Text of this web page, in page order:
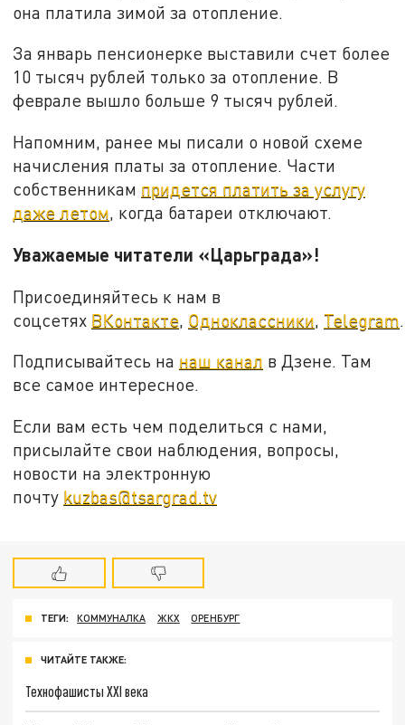
она платила зимой за отопление.
За январь пенсионерке выставили счет более
10 тысяч рублей только за отопление. В
феврале вышло больше 9 тысяч рублей.
Напомним, ранее мы писали о новой схеме
начисления платы за отопление. Части
собственникам придется платить за услугу
даже летом, когда батареи отключают.
Уважаемые читатели «Царьграда»!
Присоединяйтесь к нам в
соцсетях ВКонтакте Одноклассники Telegram
Подписывайтесь на наш канал в Дзене. Там
все самое интересное.
Если вам есть чем поделиться с нами,
присылайте свои наблюдения, вопросы,
новости на электронную
почту kuzbas@tsargrad.tv
ТЕГИ: КОММУНАЛКА ЖКХ ОРЕНБУРГ
ЧИТАЙТЕ ТАКЖЕ:
Технофашисты XXI века